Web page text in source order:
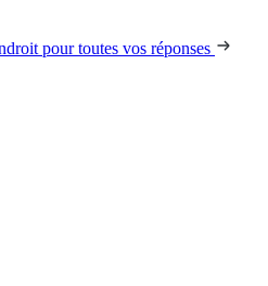
pour toutes vos réponses